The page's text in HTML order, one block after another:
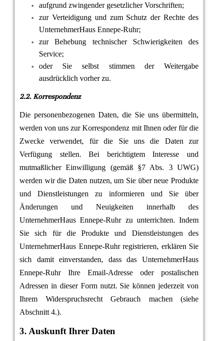
aufgrund zwingender gesetzlicher Vorschriften;
zur Verteidigung und zum Schutz der Rechte des
UnternehmerHaus Ennepe-Ruhr;
zur Behebung technischer Schwierigkeiten des
Service;
oder Sie selbst stimmen der Weitergabe
ausdrücklich vorher zu.
2.2. Korrespondenz
Die personenbezogenen Daten, die Sie uns übermitteln,
werden von uns zur Korrespondenz mit Ihnen oder für die
Zwecke verwendet, für die Sie uns die Daten zur
Verfügung stellen. Bei berichtigtem Interesse und
mutmaßlicher Einwilligung (gemäß §7 Abs. 3 UWG)
werden wir die Daten nutzen, um Sie über neue Produkte
und Dienstleistungen zu informieren und Sie über
Änderungen und Neuigkeiten innerhalb des
UnternehmerHaus Ennepe-Ruhr zu unterrichten. Indem
Sie sich für die Produkte und Dienstleistungen des
UnternehmerHaus Ennepe-Ruhr registrieren, erklären Sie
sich damit einverstanden, dass das UnternehmerHaus
Ennepe-Ruhr Ihre Email-Adresse oder postalischen
Adressen in dieser Form nutzt. Sie können jederzeit von
Ihrem Widerspruchsrecht Gebrauch machen (siehe
Abschnitt 4.).
3. Auskunft Ihrer Daten